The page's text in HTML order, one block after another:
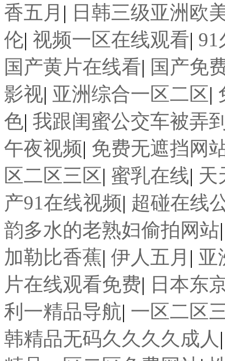
香五月 | 日韩三级亚洲欧
伦| 视频一区在线观看| 91
国产黄片在线看| 国产免
影视| 亚洲综合一区二区|
色| 我跟闺蜜公交车被弄
午夜视频| 免费无遮挡网
区二区三区| 蜜乳在线| 天
产91在线视频| 超碰在线
韵多水的老熟妇偷拍网站
加勒比香蕉| 伊人五月 | 亚
片在线观看免费| 日本东
利一精品导航| 一区二区
韩精品无码久久久久成人